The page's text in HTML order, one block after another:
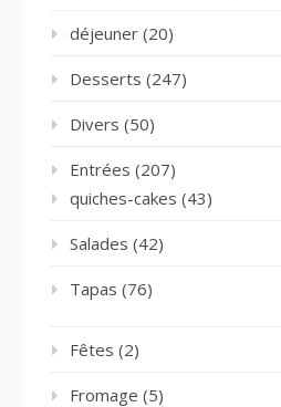
déjeuner (20)
Desserts (247)
Divers (50)
Entrées (207)
quiches-cakes (43)
Salades (42)
Tapas (76)
Fêtes (2)
Fromage (5)